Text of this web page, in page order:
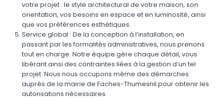
votre projet : le style architectural de votre maison, son
orientation, vos besoins en espace et en luminosité, ainsi
que vos préférences esthétiques.
Service global : De la conception à l’installation, en
passant par les formalités administratives, nous prenons
tout en charge. Notre équipe gère chaque détail, vous
libérant ainsi des contraintes liées à la gestion d’un tel
projet. Nous nous occupons même des démarches
auprès de la mairie de Faches-Thumesnil pour obtenir les
autorisations nécessaires.